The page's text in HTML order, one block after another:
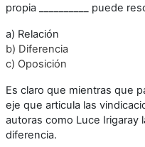
propia __________ puede
a) Relación
b) Diferencia
c) Oposición
Es claro que mientras que
eje que articula las
autoras como Luce Irigaray
diferencia.